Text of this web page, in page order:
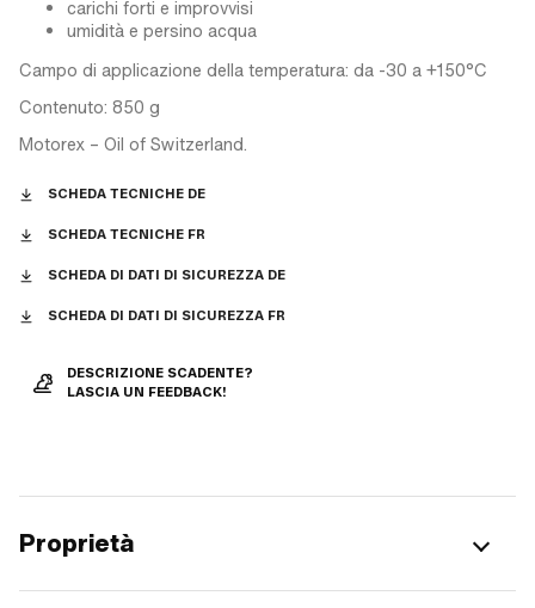
carichi forti e improvvisi
umidità e persino acqua
Campo di applicazione della temperatura: da -30 a +150°C
Contenuto: 850 g
Motorex – Oil of Switzerland.
SCHEDA TECNICHE DE
SCHEDA TECNICHE FR
SCHEDA DI DATI DI SICUREZZA DE
SCHEDA DI DATI DI SICUREZZA FR
DESCRIZIONE SCADENTE?
LASCIA UN FEEDBACK!
Proprietà